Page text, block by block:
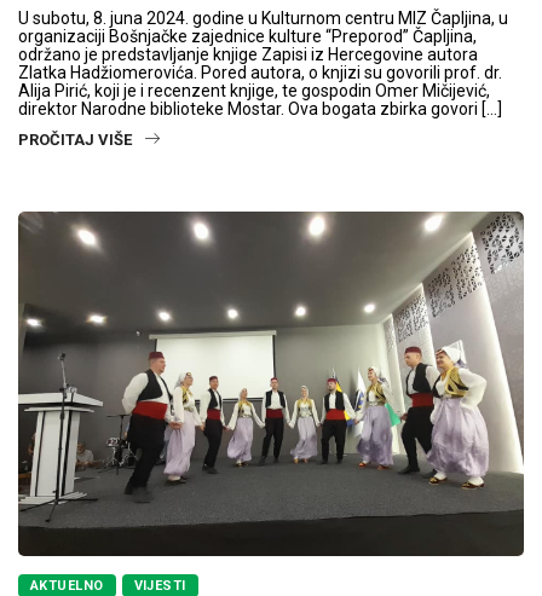
U subotu, 8. juna 2024. godine u Kulturnom centru MIZ Čapljina, u
organizaciji Bošnjačke zajednice kulture “Preporod” Čapljina,
održano je predstavljanje knjige Zapisi iz Hercegovine autora
Zlatka Hadžiomerovića. Pored autora, o knjizi su govorili prof. dr.
Alija Pirić, koji je i recenzent knjige, te gospodin Omer Mičijević,
direktor Narodne biblioteke Mostar. Ova bogata zbirka govori […]
PROČITAJ VIŠE
AKTUELNO VIJESTI